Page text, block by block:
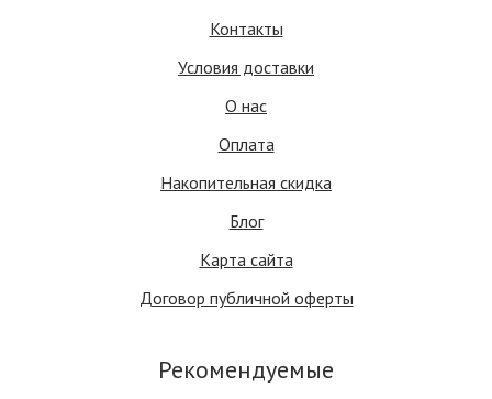
Контакты
Условия доставки
О нас
Оплата
Накопительная скидка
Блог
Карта сайта
Договор публичной оферты
Рекомендуемые